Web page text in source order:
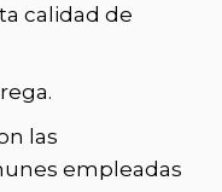
calidad de
las
empleadas